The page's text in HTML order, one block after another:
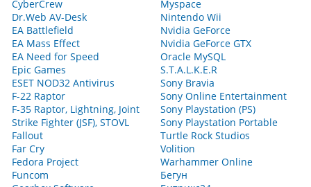
CyberCrew
Dr.Web AV-Desk
EA Battlefield
EA Mass Effect
EA Need for Speed
Epic Games
ESET NOD32 Antivirus
F-22 Raptor
F-35 Raptor, Lightning, Joint
Strike Fighter (JSF), STOVL
Fallout
Far Cry
Fedora Project
Funcom
Myspace
Nintendo Wii
Nvidia GeForce
Nvidia GeForce GTX
Oracle MySQL
S.T.A.L.K.E.R
Sony Bravia
Sony Online Entertainment
Sony Playstation (PS)
Sony Playstation Portable
Turtle Rock Studios
Volition
Warhammer Online
Бегун